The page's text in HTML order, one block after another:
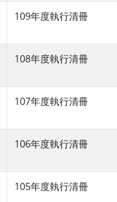
109年度執行清冊
108年度執行清冊
107年度執行清冊
106年度執行清冊
105年度執行清冊